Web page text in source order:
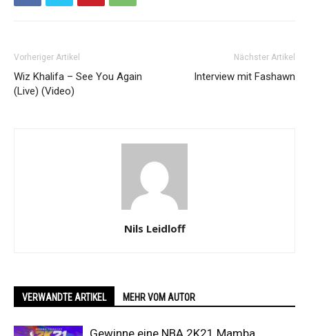
Vorheriger Artikel
Wiz Khalifa – See You Again
(Live) (Video)
Nächster Artikel
Interview mit Fashawn
Nils Leidloff
VERWANDTE ARTIKEL MEHR VOM AUTOR
Gewinne eine NBA 2K21 Mamba